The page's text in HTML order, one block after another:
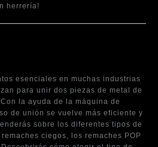
herrería!
esenciales en muchas industrias
para unir dos piezas de metal de
la ayuda de la máquina de
de unión se vuelve más eficiente y
sobre los diferentes tipos de
ciegos, los remaches POP